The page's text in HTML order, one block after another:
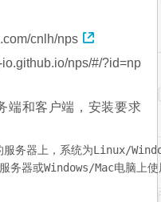
cnlh/nps
io.github.io/nps/#/?id=np
端和客户端，安装要求
服务器上，系统为Linux/